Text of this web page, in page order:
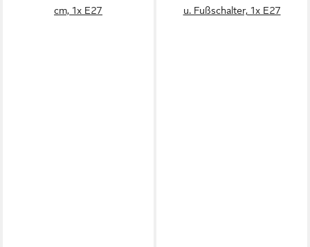
cm, 1x E27
u. Fußschalter, 1x E27